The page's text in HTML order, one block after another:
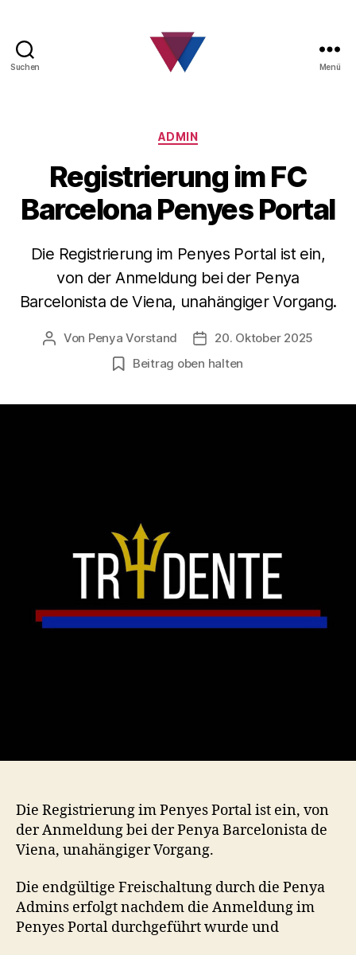
Suchen Menü
Kategorien
ADMIN
Registrierung im FC
Barcelona Penyes Portal
Die Registrierung im Penyes Portal ist ein,
von der Anmeldung bei der Penya
Barcelonista de Viena, unahängiger Vorgang.
Beitragsautor
Von Penya Vorstand Beitragsdatum
20. Oktober 2025
Beitrag oben halten
Die Registrierung im Penyes Portal ist ein, von
der Anmeldung bei der Penya Barcelonista de
Viena, unahängiger Vorgang.
Die endgültige Freischaltung durch die Penya
Admins erfolgt nachdem die Anmeldung im
Penyes Portal durchgeführt wurde und